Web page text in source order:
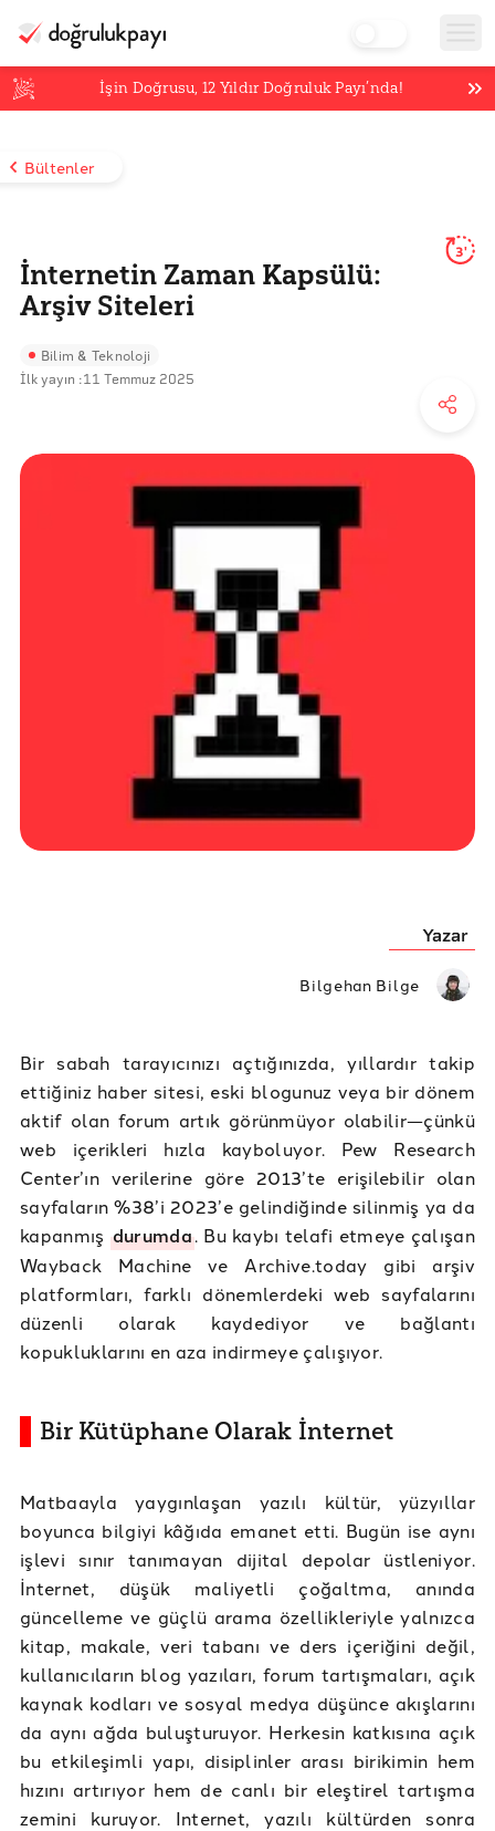
İşin Doğrusu,12 Yıldır Doğruluk Payı’nda!
Bültenler
İnternetin Zaman Kapsülü:
Arşiv Siteleri
3'
Bilim & Teknoloji
İlk yayın :11 Temmuz 2025
Yazar
Bilgehan Bilge
Bir sabah tarayıcınızı açtığınızda, yıllardır takip
ettiğiniz haber sitesi, eski blogunuz veya bir dönem
aktif olan forum artık görünmüyor olabilir—çünkü
web içerikleri hızla kayboluyor. Pew Research
Center’ın verilerine göre 2013’te erişilebilir olan
sayfaların %38’i 2023’e gelindiğinde silinmiş ya da
kapanmış durumda. Bu kaybı telafi etmeye çalışan
Wayback Machine ve Archive.today gibi arşiv
platformları, farklı dönemlerdeki web sayfalarını
düzenli olarak kaydediyor ve bağlantı
kopukluklarını en aza indirmeye çalışıyor.
Bir Kütüphane Olarak İnternet
Matbaayla yaygınlaşan yazılı kültür, yüzyıllar
boyunca bilgiyi kâğıda emanet etti. Bugün ise aynı
işlevi sınır tanımayan dijital depolar üstleniyor.
İnternet, düşük maliyetli çoğaltma, anında
güncelleme ve güçlü arama özellikleriyle yalnızca
kitap, makale, veri tabanı ve ders içeriğini değil,
kullanıcıların blog yazıları, forum tartışmaları, açık
kaynak kodları ve sosyal medya düşünce akışlarını
da aynı ağda buluşturuyor. Herkesin katkısına açık
bu etkileşimli yapı, disiplinler arası birikimin hem
hızını artırıyor hem de canlı bir eleştirel tartışma
zemini kuruyor. Internet, yazılı kültürden sonra